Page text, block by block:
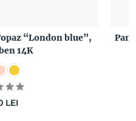
“London blue”,
14K
LEI